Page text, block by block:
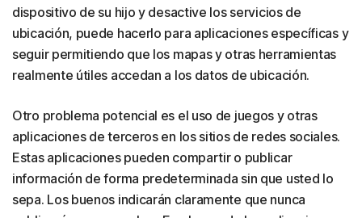
dispositivo de su hijo y desactive los servicios de
ubicación, puede hacerlo para aplicaciones específicas y
seguir permitiendo que los mapas y otras herramientas
realmente útiles accedan a los datos de ubicación.
Otro problema potencial es el uso de juegos y otras
aplicaciones de terceros en los sitios de redes sociales.
Estas aplicaciones pueden compartir o publicar
información de forma predeterminada sin que usted lo
sepa. Los buenos indicarán claramente que nunca